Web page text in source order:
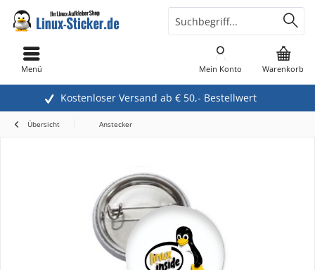
Kostenloser Versand ab € 50,- Bestellwert
Warenkorb
Mein Konto
Menü
Übersicht Anstecker